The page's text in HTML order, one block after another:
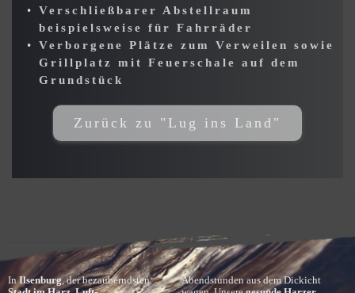
Verschließbarer Abstellraum
beispielsweise für Fahrräder
Verborgene Plätze zum Verweilen sowie
Grillplatz mit Feuerschale auf dem
Grundstück
Zurück zu "Lug ins Land"
In Ilsenburg
, der bezauberndsten
Abendstunden aus dem Dickicht